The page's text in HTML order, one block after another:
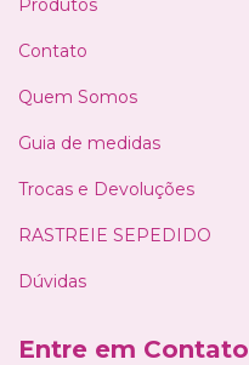
Produtos
Contato
Quem Somos
Guia de medidas
Trocas e Devoluções
RASTREIE SEPEDIDO
Dúvidas
Entre em Contato